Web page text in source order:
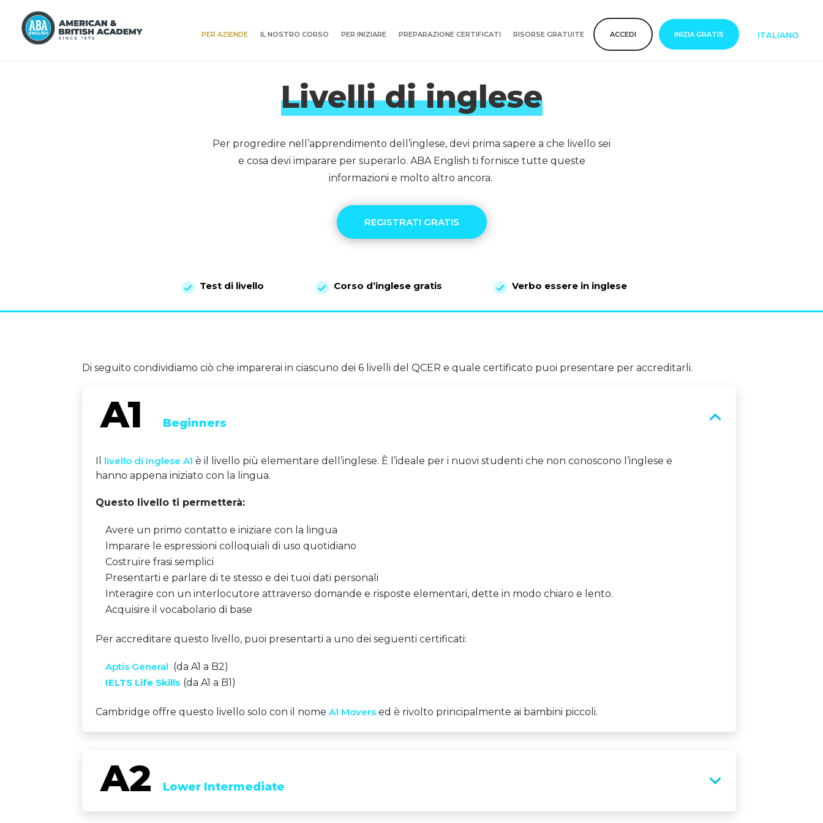
PER AZIENDE IL NOSTRO CORSO PER INIZIARE PREPARAZIONE CERTIFICATI RISORSE GRATUITE ACCEDI INIZIA GRATIS ITALIANO
Livelli di inglese
Per progredire nell’apprendimento dell’inglese, devi prima sapere a che livello sei
e cosa devi imparare per superarlo. ABA English ti fornisce tutte queste
informazioni e molto altro ancora.
REGISTRATI GRATIS
Test di livello Corso d’inglese gratis Verbo essere in inglese
Di seguito condividiamo ciò che imparerai in ciascuno dei 6 livelli del QCER e quale certificato puoi presentare per accreditarli.
Beginners
livello di inglese A1 è il livello più elementare dell’inglese. È l’ideale per i nuovi studenti che non conoscono l’inglese e
hanno appena iniziato con la lingua.
Questo livello ti permetterà:
Avere un primo contatto e iniziare con la lingua
Imparare le espressioni colloquiali di uso quotidiano
Costruire frasi semplici
Presentarti e parlare di te stesso e dei tuoi dati personali
Interagire con un interlocutore attraverso domande e risposte elementari, dette in modo chiaro e lento.
Acquisire il vocabolario di base
Per accreditare questo livello, puoi presentarti a uno dei seguenti certificati:
Aptis General (da A1 a B2)
IELTS Life Skills (da A1 a B1)
Cambridge offre questo livello solo con il nomeA1 Movers ed è rivolto principalmente ai bambini piccoli.
Lower Intermediate